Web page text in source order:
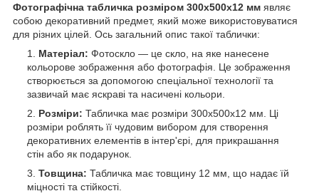
Фотографічна табличка розміром 300х500x12 мм являє
собою декоративний предмет, який може використовуватися
для різних цілей. Ось загальний опис такої таблички:
Матеріал: Фотоскло — це скло, на яке нанесене
кольорове зображення або фотографія. Це зображення
створюється за допомогою спеціальної технології та
зазвичай має яскраві та насичені кольори.
Розміри: Табличка має розміри 300х500х12 мм. Ці
розміри роблять її чудовим вибором для створення
декоративних елементів в інтер'єрі, для прикрашання
стін або як подарунок.
Товщина: Табличка має товщину 12 мм, що надає їй
міцності та стійкості.